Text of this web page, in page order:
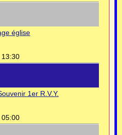
église
1er R.V.Y.